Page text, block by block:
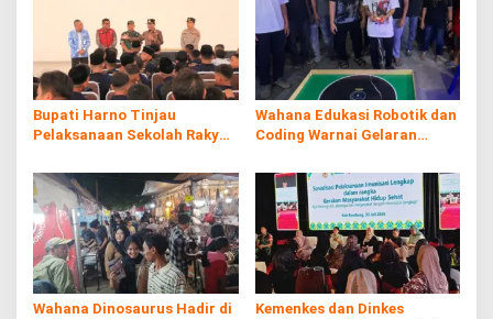
Bupati Harno Tinjau
Pelaksanaan Sekolah Rakyat
Wahana Edukasi Robotik dan
Coding Warnai Gelaran
Wahana Dinosaurus Hadir di
Kemenkes dan Dinkes